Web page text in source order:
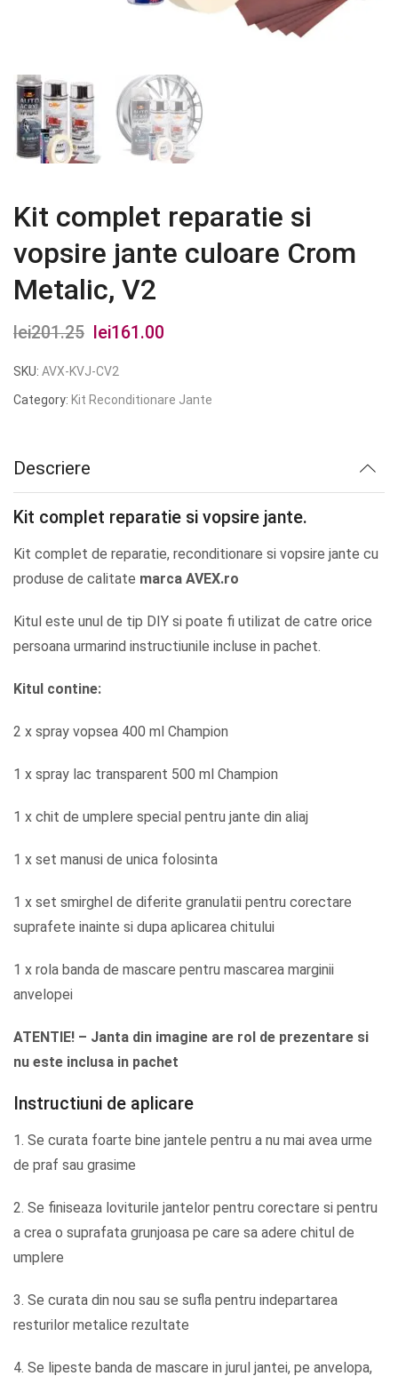
Kit complet reparatie si
vopsire jante culoare Crom
Metalic, V2
lei201.25
Prețul
inițial
a
lei161.00
este:
SKU: AVX-KVJ-CV2
Category: Kit Reconditionare Jante
Descriere
Kit complet reparatie si vopsire jante.
Kit complet de reparatie, reconditionare si vopsire jante cu
produse de calitate marca AVEX.ro
Kitul este unul de tip DIY si poate fi utilizat de catre orice
persoana urmarind instructiunile incluse in pachet.
Kitul contine:
2 x spray vopsea 400 ml Champion
1 x spray lac transparent 500 ml Champion
1 x chit de umplere special pentru jante din aliaj
1 x set manusi de unica folosinta
1 x set smirghel de diferite granulatii pentru corectare
suprafete inainte si dupa aplicarea chitului
1 x rola banda de mascare pentru mascarea marginii
anvelopei
ATENTIE! – Janta din imagine are rol de prezentare si
nu este inclusa in pachet
Instructiuni de aplicare
1. Se curata foarte bine jantele pentru a nu mai avea urme
de praf sau grasime
2. Se finiseaza loviturile jantelor pentru corectare si pentru
a crea o suprafata grunjoasa pe care sa adere chitul de
umplere
3. Se curata din nou sau se sufla pentru indepartarea
resturilor metalice rezultate
4. Se lipeste banda de mascare in jurul jantei, pe anvelopa,